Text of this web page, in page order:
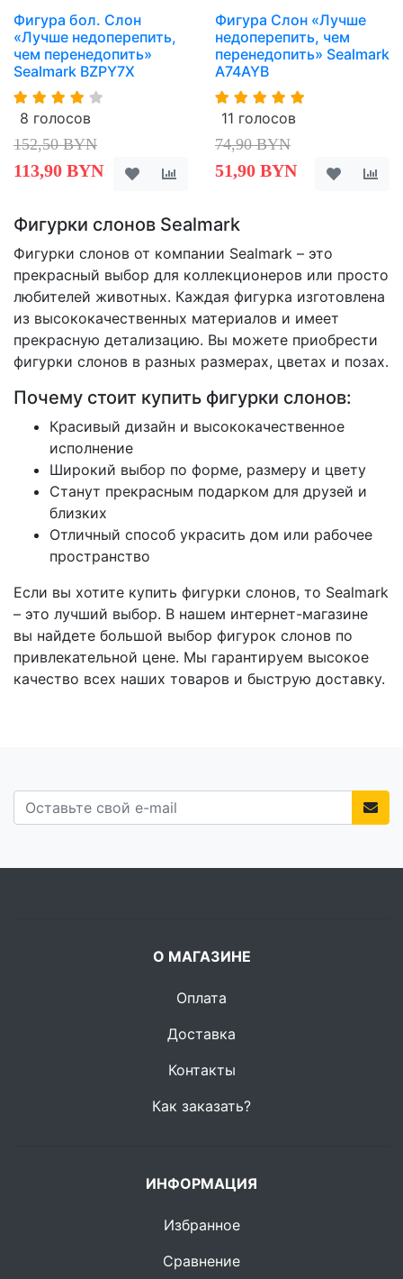
Фигура бол. Слон
«Лучше недоперепить,
чем перенедопить»
Sealmark BZPY7X
8 голосов
152,50 BYN
113,90 BYN
Фигура Слон «Лучше
недоперепить, чем
перенедопить» Sealmark
A74AYB
11 голосов
74,90 BYN
51,90 BYN
Фигурки слонов Sealmark
Фигурки слонов от компании Sealmark – это
прекрасный выбор для коллекционеров или просто
любителей животных. Каждая фигурка изготовлена
из высококачественных материалов и имеет
прекрасную детализацию. Вы можете приобрести
фигурки слонов в разных размерах, цветах и позах.
Почему стоит купить фигурки слонов:
Красивый дизайн и высококачественное
исполнение
Широкий выбор по форме, размеру и цвету
Станут прекрасным подарком для друзей и
близких
Отличный способ украсить дом или рабочее
пространство
Если вы хотите купить фигурки слонов, то Sealmark
– это лучший выбор. В нашем интернет-магазине
вы найдете большой выбор фигурок слонов по
привлекательной цене. Мы гарантируем высокое
качество всех наших товаров и быструю доставку.
О МАГАЗИНЕ
Оплата
Доставка
Контакты
Как заказать?
ИНФОРМАЦИЯ
Избранное
Сравнение